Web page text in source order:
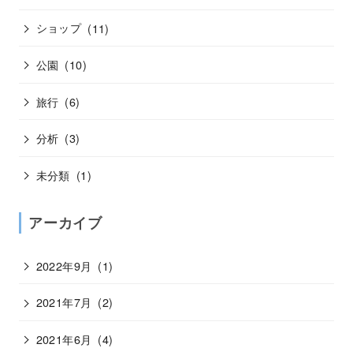
ショップ (11)
公園 (10)
旅行 (6)
分析 (3)
未分類 (1)
アーカイブ
2022年9月 (1)
2021年7月 (2)
2021年6月 (4)